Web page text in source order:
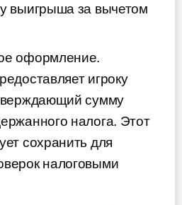
выигрыша за вычетом
оформление.
игроку
сумму
налога. Этот
сохранить для
налоговыми